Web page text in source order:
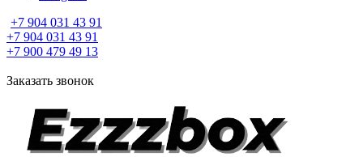
+7 904 031 43 91
+7 904 031 43 91
+7 900 479 49 13
Заказать звонок